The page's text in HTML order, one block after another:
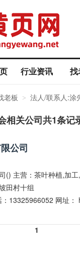
行业资讯 找
老板 > 法人/联系人:涂
相关公司共1条记
公司
() 主营：茶叶种植,加工,
田村十组
13325966052 网址：
1